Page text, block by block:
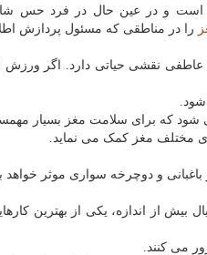
است و در عین حال در فرد حس
را در مناطقی که مسئول پردازش
نقشی حیاتی دارد. اگر ورزش
شود.
شود که برای سلامت مغز بسیار
مختلف مغز کمک می نماید.
باغبانی و دوچرخه سواری موثر خواهد
بیش از اندازه، یکی از بهترین
می کنند.